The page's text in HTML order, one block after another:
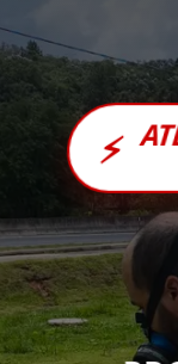
⚡